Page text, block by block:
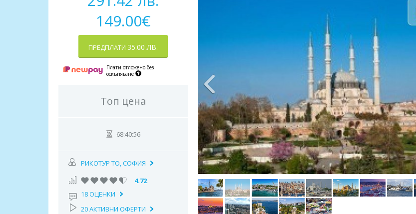
149.00€
ПРЕДПЛАТИ 35.00 ЛВ.
Плати отложено без
оскъпяване
Топ цена
68:40:55
РИКОТУР TO, СОФИЯ
4.72
18 ОЦЕНКИ
20 АКТИВНИ ОФЕРТИ